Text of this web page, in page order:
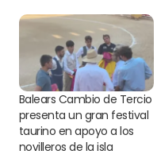
Balears Cambio de Tercio
presenta un gran festival
taurino en apoyo a los
novilleros de la isla